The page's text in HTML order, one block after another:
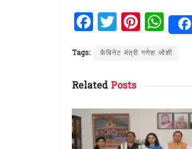
F
a
ce
b
o
o
k
T
w
it
te
r
Pi
n
te
W
h
at
p
p
Tags: कैबिनेट मंत्री गणेश जोशी
RelatedPosts